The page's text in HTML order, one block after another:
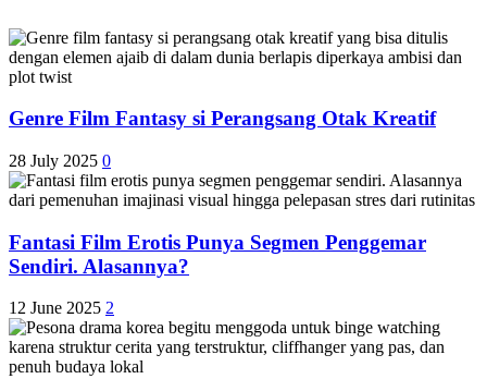
Genre Film Fantasy si Perangsang Otak Kreatif
28 July 2025 0
Fantasi Film Erotis Punya Segmen Penggemar
Sendiri. Alasannya?
12 June 2025 2